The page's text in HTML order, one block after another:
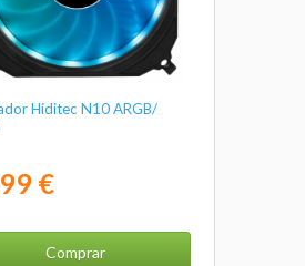
Hiditec N10 ARGB/
€
Comprar